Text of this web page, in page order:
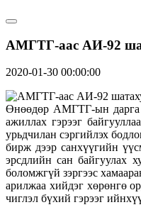
АМГТГ-аас АИ-92
2020-01-30 00:00:00
Өнөөдөр АМГТГ-ын дарга
ажиллах гэрээг
урьдчилан сэргийлэх
бирж дээр санхүүгийн
эрсдлийн сан байгуулах
боломжгүй зэргээс
арилжаа хийдэг хөрөнгө
чиглэл бүхий гэрээг